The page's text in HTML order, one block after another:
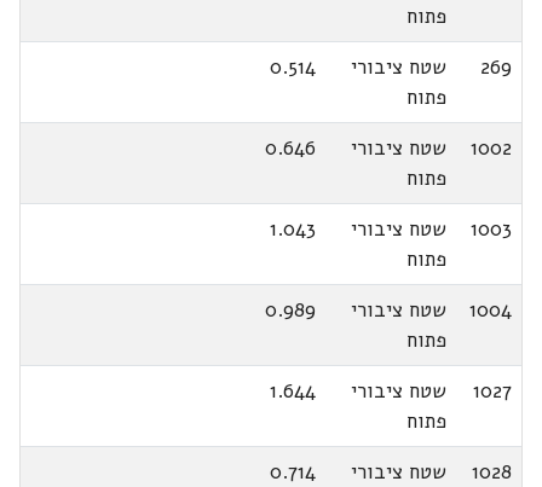
פתוח
269
שטח ציבורי
פתוח
0.514
1002
שטח ציבורי
פתוח
0.646
1003
שטח ציבורי
פתוח
1.043
1004
שטח ציבורי
פתוח
0.989
1027
שטח ציבורי
פתוח
1.644
1028
שטח ציבורי
0.714